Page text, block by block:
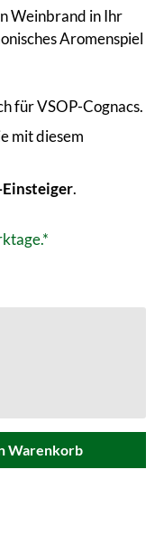
Weinbrand in Ihr
Aromenspiel
für VSOP-Cognacs.
mit diesem
.
Warenkorb